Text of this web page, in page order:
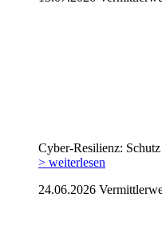
Cyber-Resilienz:
> weiterlesen
24.06.2026